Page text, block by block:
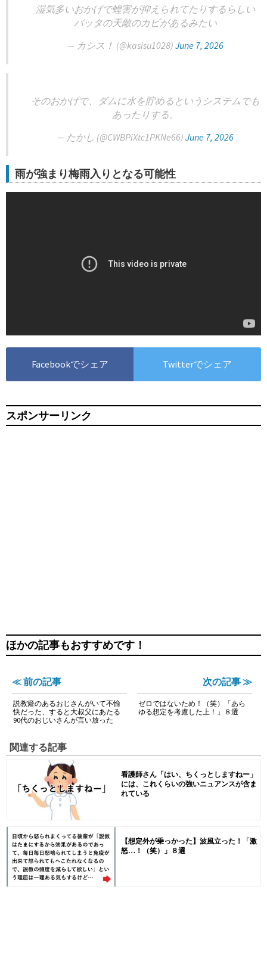
湿気多いおかげで蝗害が抑えられてたりするらしい
バッタの天敵のカビがあるみたい
— カシス！ (@kasisu1028) June 7, 2026
そのおかげで、ダムに水を貯めるというシステムでも
あったりする。
— たかし (@CWBPiXtc1PKNe66) June 7, 2026
雨が強まり梅雨入りとなる可能性
Facebookでシェア Twitterでシェア
スポンサーリンク
ほかの記事もおすすめです！
≪ 前の記事
説教癖のあるおじさんがいて不愉
快だった、すると大叔父にあたる
90代のおじいさんが言い放った
次の記事 ≫
ゼロではないため！（笑）「あら
ゆる想定を考慮した上！」８選
関連する記事
看護師さん「はい、ちくっとしますねー」
には、これくらいの強いニュアンスが含ま
れている
【想定外が乗っかった】波風立った！「激
怒…！（笑）」８選